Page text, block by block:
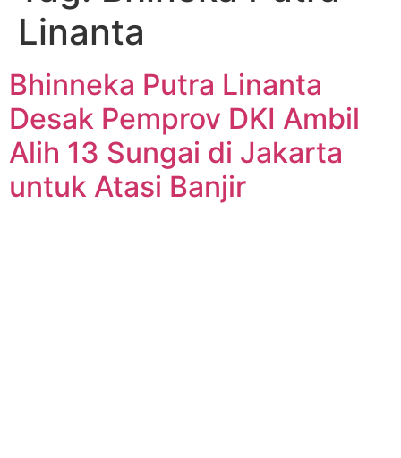
Linanta
Bhinneka Putra Linanta
Desak Pemprov DKI Ambil
Alih 13 Sungai di Jakarta
untuk Atasi Banjir